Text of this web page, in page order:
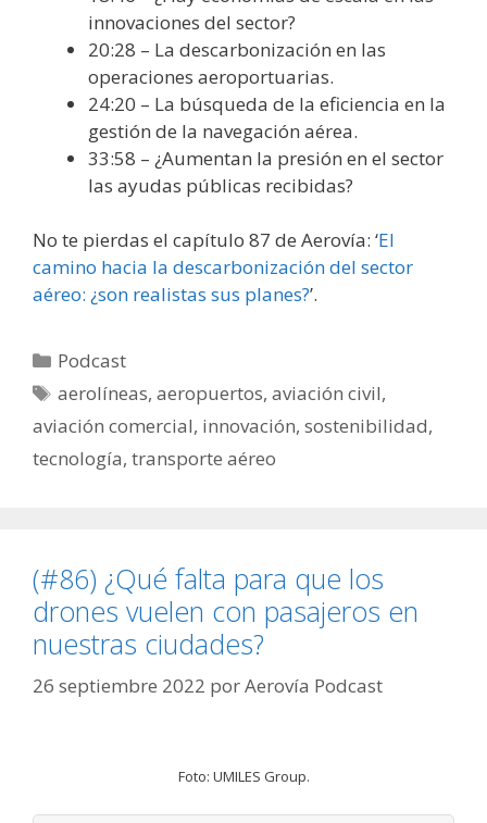
innovaciones del sector?
20:28 – La descarbonización en las
operaciones aeroportuarias.
24:20 – La búsqueda de la eficiencia en la
gestión de la navegación aérea.
33:58 – ¿Aumentan la presión en el sector
las ayudas públicas recibidas?
No te pierdas el capítulo 87 de Aerovía: ‘El
camino hacia la descarbonización del sector
aéreo: ¿son realistas sus planes?’.
Categorías
Podcast
Etiquetas
aerolíneas,aeropuertos,aviación civil,
aviación comercial, innovación, sostenibilidad,
tecnología, transporte aéreo
(#86) ¿Qué falta para que los
drones vuelen con pasajeros en
nuestras ciudades?
26 septiembre 2022 porAerovía Podcast
Foto: UMILES Group.